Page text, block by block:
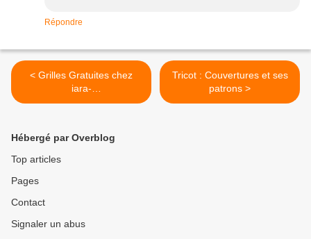
Répondre
< Grilles Gratuites chez
iara-
docesmomentospontocruz
Tricot : Couvertures et ses
patrons >
Hébergé par Overblog
Top articles
Pages
Contact
Signaler un abus